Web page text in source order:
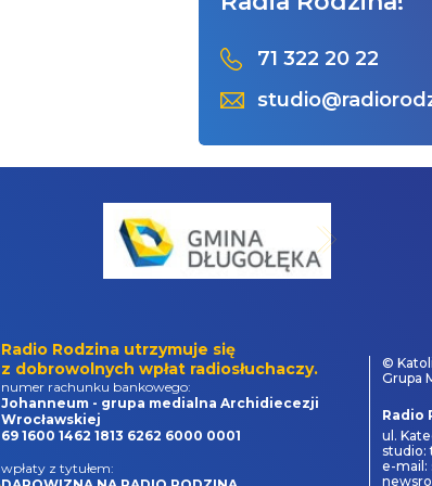
71 322 20 22
Radio Rodzina utrzymuje się
z dobrowolnych wpłat radiosłuchaczy.
numer rachunku bankowego:
Johanneum - grupa medialna Archidiecezji
Wrocławskiej
69 1600 1462 1813 6262 6000 0001
wpłaty z tytułem:
©
Grupa
Radio
ul.
studio:
e-mail: